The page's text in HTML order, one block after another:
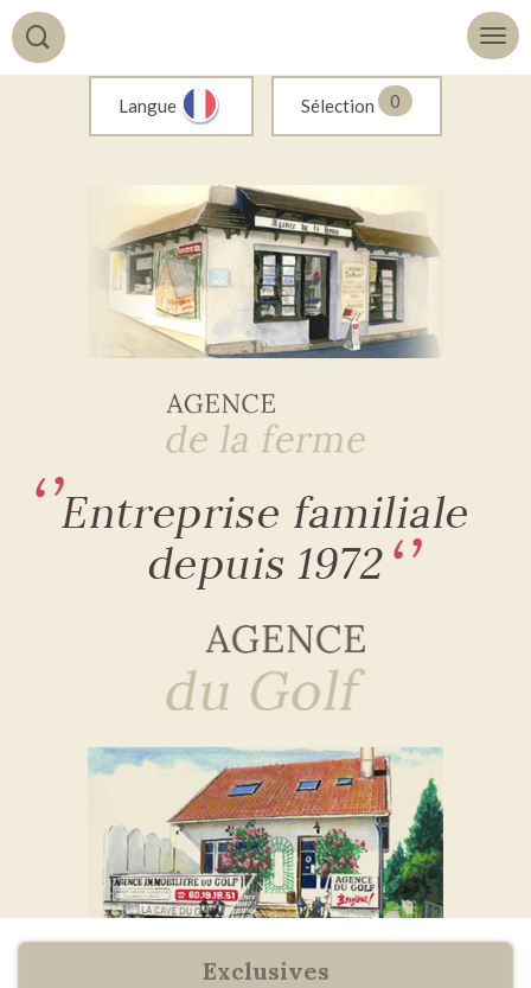
Langue Sélection 0
exclusives